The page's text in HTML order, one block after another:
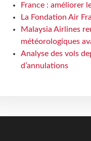
France : améliorer
La Fondation Air
Malaysia Airlines
météorologiques
Analyse des vols
d’annulations